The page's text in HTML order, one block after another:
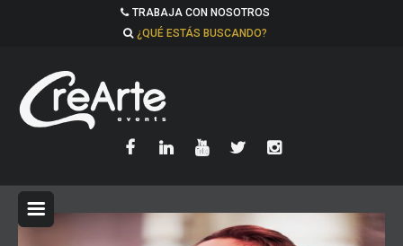
TRABAJA CON NOSOTROS
¿QUÉ ESTÁS BUSCANDO?